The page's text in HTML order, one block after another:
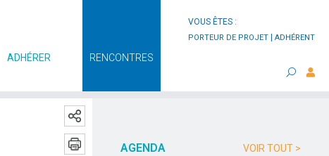
VOUS ÊTES :
PORTEUR DE PROJET ADHÉRENT
ADHÉRER RENCONTRES
AGENDA VOIR TOUT >